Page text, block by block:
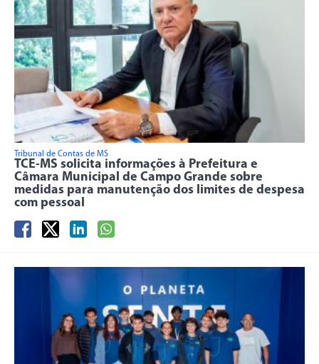
Tribunal de Contas de MS
TCE-MS solicita informações à Prefeitura e
Câmara Municipal de Campo Grande sobre
medidas para manutenção dos limites de despesa
com pessoal